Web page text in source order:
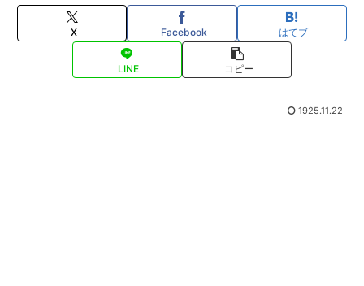
X Facebook はてブ
LINE コピー
1925.11.22